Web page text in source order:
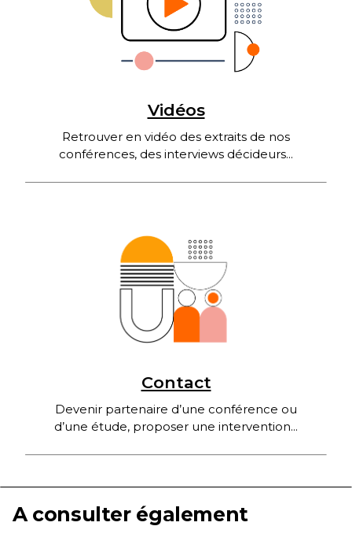
Vidéos
Retrouver en vidéo des extraits de nos
conférences, des interviews décideurs...
Contact
Devenir partenaire d’une conférence ou
d’une étude, proposer une intervention...
A consulter également